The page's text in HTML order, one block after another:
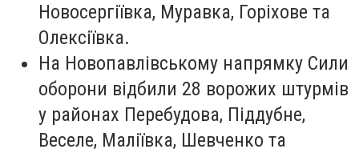
Новосергіївка, Муравка, Горіхове та
Олексіївка.
На Новопавлівському напрямку Сили
оборони відбили 28 ворожих штурмів
у районах Перебудова, Піддубне,
Веселе, Маліївка, Шевченко та